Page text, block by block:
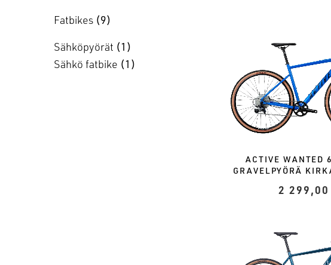
Fatbikes 9
Sähköpyörät
1
Sähkö fatbike
1
ACTIVE WANTED
GRAVELPYÖRÄ
2 299,00